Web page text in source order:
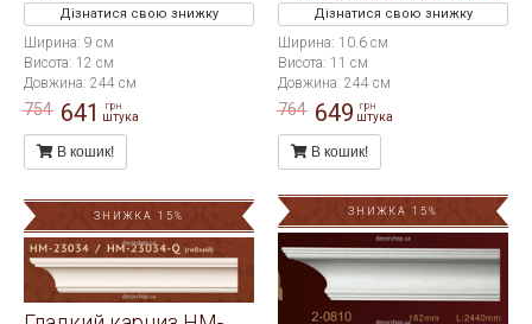
Дізнатися свою знижку
Ширина: 9 см
Висота: 12 см
Довжина: 244 см
754 641 грн
штука
В кошик!
Дізнатися свою знижку
Ширина: 10.6 см
Висота: 11 см
Довжина: 244 см
764 649 грн
штука
В кошик!
ЗНИЖКА 15% ЗНИЖКА 15%